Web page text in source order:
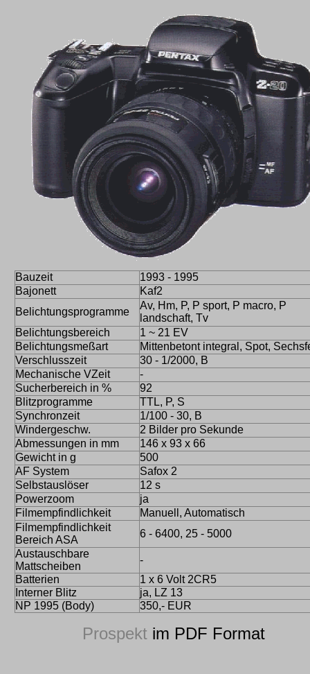
Bauzeit
1993 - 1995
Bajonett
Kaf2
Belichtungsprogramme
Av, Hm, P, P sport, P macro, P
landschaft, Tv
Belichtungsbereich
1 ~ 21 EV
Belichtungsmeßart
Mittenbetont integral, Spot,
Verschlusszeit
30 - 1/2000, B
Mechanische VZeit
-
Sucherbereich in %
92
Blitzprogramme
TTL, P, S
Synchronzeit
1/100 - 30, B
Windergeschw.
2 Bilder pro Sekunde
Abmessungen in mm
146 x 93 x 66
Gewicht in g
500
AF System
Safox 2
Selbstauslöser
12 s
Powerzoom
ja
Filmempfindlichkeit
Manuell, Automatisch
Filmempfindlichkeit
Bereich ASA
6 - 6400, 25 - 5000
Austauschbare
Mattscheiben
-
Batterien
1 x 6 Volt 2CR5
Interner Blitz
ja, LZ 13
NP 1995 (Body)
350,- EUR
Prospekt im PDF Format